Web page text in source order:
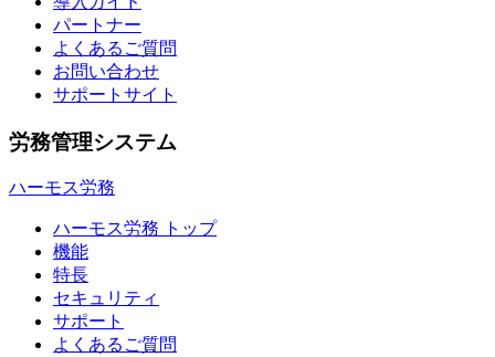
パートナー
よくあるご質問
お問い合わせ
サポートサイト
労務管理システム
ハーモス労務
ハーモス労務 トップ
機能
特長
セキュリティ
サポート
よくあるご質問